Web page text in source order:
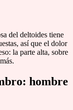
del deltoides tiene
así que el dolor
la parte alta, sobre
hombre